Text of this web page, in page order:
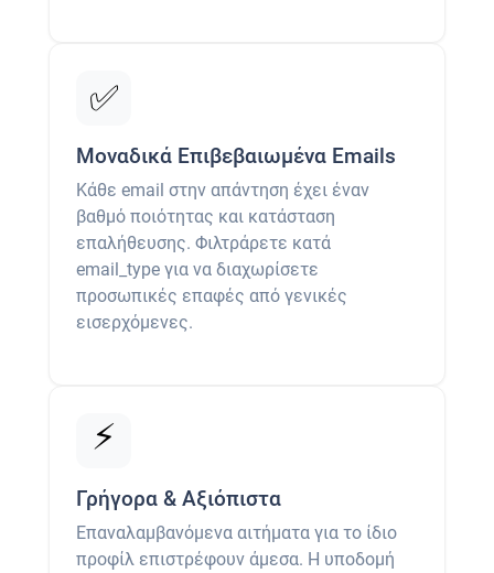
✅
Μοναδικά Επιβεβαιωμένα Emails
Κάθε email στην απάντηση έχει έναν
βαθμό ποιότητας και κατάσταση
επαλήθευσης. Φιλτράρετε κατά
email_type για να διαχωρίσετε
προσωπικές επαφές από γενικές
εισερχόμενες.
⚡
Γρήγορα & Αξιόπιστα
Επαναλαμβανόμενα αιτήματα για το ίδιο
προφίλ επιστρέφουν άμεσα. Η υποδομή